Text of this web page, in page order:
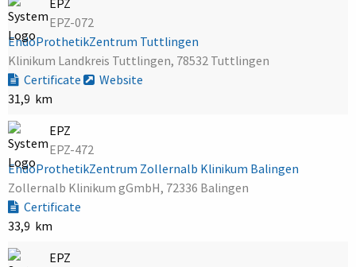
EPZ-072
EndoProthetikZentrum Tuttlingen
Klinikum Landkreis Tuttlingen, 78532 Tuttlingen
Certificate
Website
31,9 km
EPZ
EPZ-472
EndoProthetikZentrum Zollernalb Klinikum Balingen
Zollernalb Klinikum gGmbH, 72336 Balingen
Certificate
33,9 km
EPZ